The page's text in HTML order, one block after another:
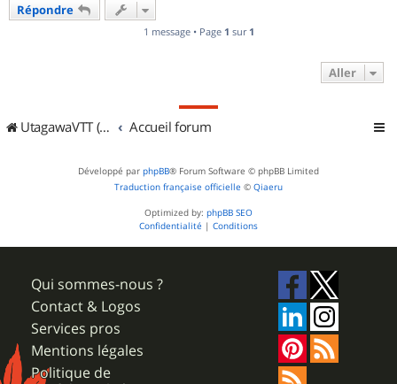
Répondre
1 message • Page 1 sur 1
Aller
UtagawaVTT (Randos VTT et VTTAE avec traces GPS) Accueil forum
Développé par phpBB® Forum Software © phpBB Limited
Traduction française officielle © Qiaeru
Optimized by: phpBB SEO
Confidentialité | Conditions
Qui sommes-nous ?
Contact & Logos
Services pros
Mentions légales
Politique de